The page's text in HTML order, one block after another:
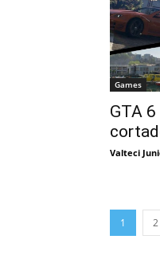
Games
GTA
Valteci
1 2